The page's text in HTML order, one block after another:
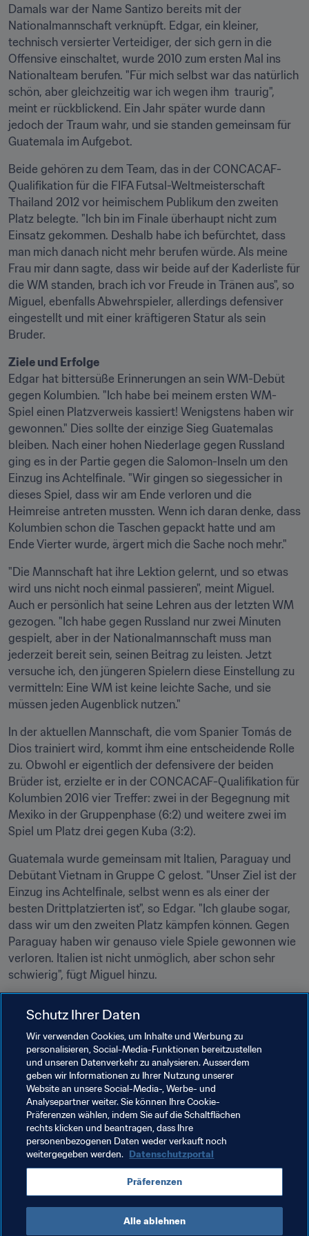
Damals war der Name Santizo bereits mit der
Nationalmannschaft verknüpft. Edgar, ein kleiner,
technisch versierter Verteidiger, der sich gern in die
Offensive einschaltet, wurde 2010 zum ersten Mal ins
Nationalteam berufen. "Für mich selbst war das natürlich
schön, aber gleichzeitig war ich wegen ihm  traurig",
meint er rückblickend. Ein Jahr später wurde dann
jedoch der Traum wahr, und sie standen gemeinsam für
Guatemala im Aufgebot.
Beide gehören zu dem Team, das in der CONCACAF-
Qualifikation für die FIFA Futsal-Weltmeisterschaft
Thailand 2012 vor heimischem Publikum den zweiten
Platz belegte. "Ich bin im Finale überhaupt nicht zum
Einsatz gekommen. Deshalb habe ich befürchtet, dass
man mich danach nicht mehr berufen würde. Als meine
Frau mir dann sagte, dass wir beide auf der Kaderliste für
die WM standen, brach ich vor Freude in Tränen aus", so
Miguel, ebenfalls Abwehrspieler, allerdings defensiver
eingestellt und mit einer kräftigeren Statur als sein
Bruder.
Ziele und Erfolge
Edgar hat bittersüße Erinnerungen an sein WM-Debüt
gegen Kolumbien. "Ich habe bei meinem ersten WM-
Spiel einen Platzverweis kassiert! Wenigstens haben wir
gewonnen." Dies sollte der einzige Sieg Guatemalas
bleiben. Nach einer hohen Niederlage gegen Russland
ging es in der Partie gegen die Salomon-Inseln um den
Einzug ins Achtelfinale. "Wir gingen so siegessicher in
dieses Spiel, dass wir am Ende verloren und die
Heimreise antreten mussten. Wenn ich daran denke, dass
Kolumbien schon die Taschen gepackt hatte und am
Ende Vierter wurde, ärgert mich die Sache noch mehr."
"Die Mannschaft hat ihre Lektion gelernt, und so etwas
wird uns nicht noch einmal passieren", meint Miguel.
Auch er persönlich hat seine Lehren aus der letzten WM
gezogen. "Ich habe gegen Russland nur zwei Minuten
gespielt, aber in der Nationalmannschaft muss man
jederzeit bereit sein, seinen Beitrag zu leisten. Jetzt
versuche ich, den jüngeren Spielern diese Einstellung zu
vermitteln: Eine WM ist keine leichte Sache, und sie
müssen jeden Augenblick nutzen."
In der aktuellen Mannschaft, die vom Spanier Tomás de
Dios trainiert wird, kommt ihm eine entscheidende Rolle
zu. Obwohl er eigentlich der defensivere der beiden
Brüder ist, erzielte er in der CONCACAF-Qualifikation für
Kolumbien 2016 vier Treffer: zwei in der Begegnung mit
Mexiko in der Gruppenphase (6:2) und weitere zwei im
Spiel um Platz drei gegen Kuba (3:2).
Guatemala wurde gemeinsam mit Italien, Paraguay und
Debütant Vietnam in Gruppe C gelost. "Unser Ziel ist der
Einzug ins Achtelfinale, selbst wenn es als einer der
besten Drittplatzierten ist", so Edgar. "Ich glaube sogar,
dass wir um den zweiten Platz kämpfen können. Gegen
Paraguay haben wir genauso viele Spiele gewonnen wie
verloren. Italien ist nicht unmöglich, aber schon sehr
schwierig", fügt Miguel hinzu.
bestreiten. Miguel, der ältere von beiden, scheint
hingegen bereit zu sein, "für die Nachrückenden Platz zu
machen", obwohl seine Teamkameraden ihn gebeten
haben, seine Entscheidung noch einmal zu überdenken.
Zunächst einmal verfolgen jedoch beide dasselbe Ziel:
"Der Name Santizo soll in die Futsalgeschichte
Guatemalas eingehen."
Verwandte Themen
Turniere Guatemala Concacaf
Schutz Ihrer Daten
Wir verwenden Cookies, um Inhalte und Werbung zu
personalisieren, Social-Media-Funktionen bereitzustellen
und unseren Datenverkehr zu analysieren. Ausserdem
geben wir Informationen zu Ihrer Nutzung unserer
Website an unsere Social-Media-, Werbe- und
Analysepartner weiter. Sie können Ihre Cookie-
Präferenzen wählen, indem Sie auf die Schaltflächen
rechts klicken und beantragen, dass Ihre
personenbezogenen Daten weder verkauft noch
weitergegeben werden. Datenschutzportal
Präferenzen
Alle ablehnen